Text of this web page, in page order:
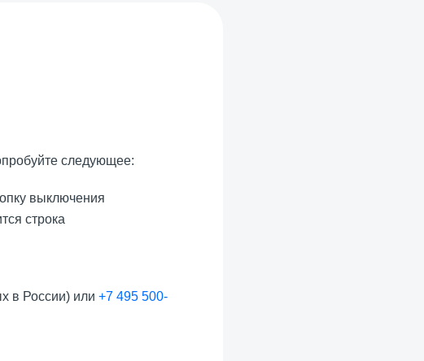
следующее:
выключения
строка
в России) или +7 495 500-